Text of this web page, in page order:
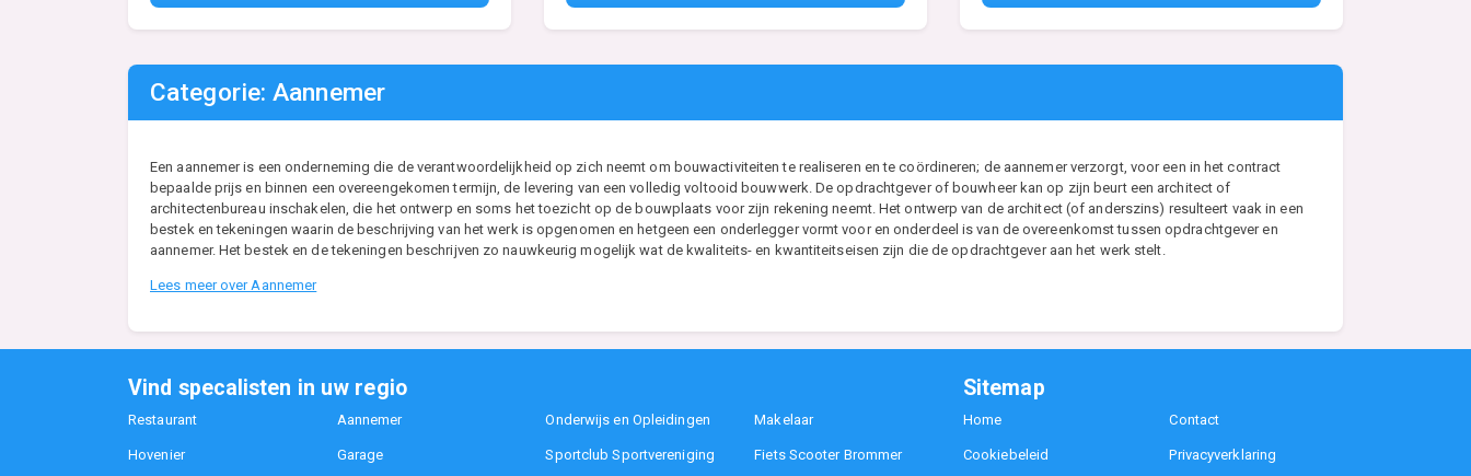
Categorie: Aannemer
Een aannemer is een onderneming die de verantwoordelijkheid op zich neemt om bouwactiviteiten te realiseren en te coördineren; de aannemer verzorgt, voor een in het contract
bepaalde prijs en binnen een overeengekomen termijn, de levering van een volledig voltooid bouwwerk. De opdrachtgever of bouwheer kan op zijn beurt een architect of
architectenbureau inschakelen, die het ontwerp en soms het toezicht op de bouwplaats voor zijn rekening neemt. Het ontwerp van de architect (of anderszins) resulteert vaak in een
bestek en tekeningen waarin de beschrijving van het werk is opgenomen en hetgeen een onderlegger vormt voor en onderdeel is van de overeenkomst tussen opdrachtgever en
aannemer. Het bestek en de tekeningen beschrijven zo nauwkeurig mogelijk wat de kwaliteits- en kwantiteitseisen zijn die de opdrachtgever aan het werk stelt.
Lees meer over Aannemer
Vind specalisten in uw regio
Restaurant Aannemer Onderwijs en Opleidingen Makelaar
Hovenier Garage Sportclub Sportvereniging Fiets Scooter Brommer
Sitemap
Home Contact
Cookiebeleid Privacyverklaring